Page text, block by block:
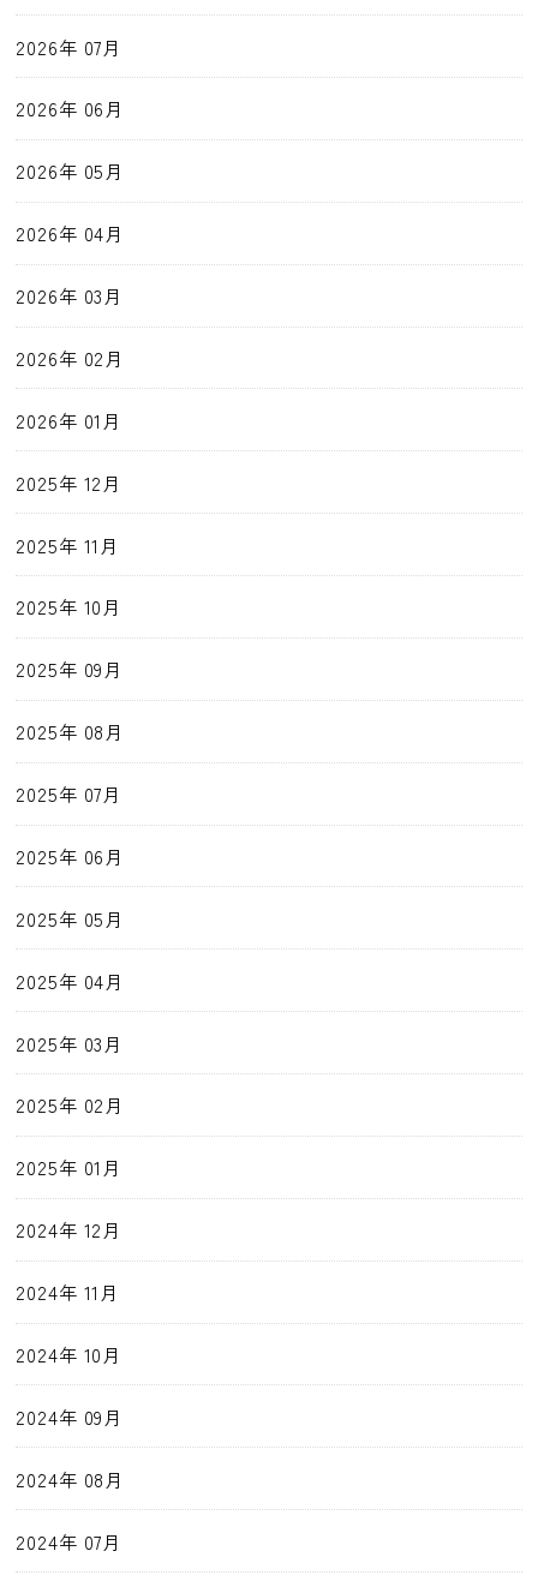
2026年 07月
2026年 06月
2026年 05月
2026年 04月
2026年 03月
2026年 02月
2026年 01月
2025年 12月
2025年 11月
2025年 10月
2025年 09月
2025年 08月
2025年 07月
2025年 06月
2025年 05月
2025年 04月
2025年 03月
2025年 02月
2025年 01月
2024年 12月
2024年 11月
2024年 10月
2024年 09月
2024年 08月
2024年 07月